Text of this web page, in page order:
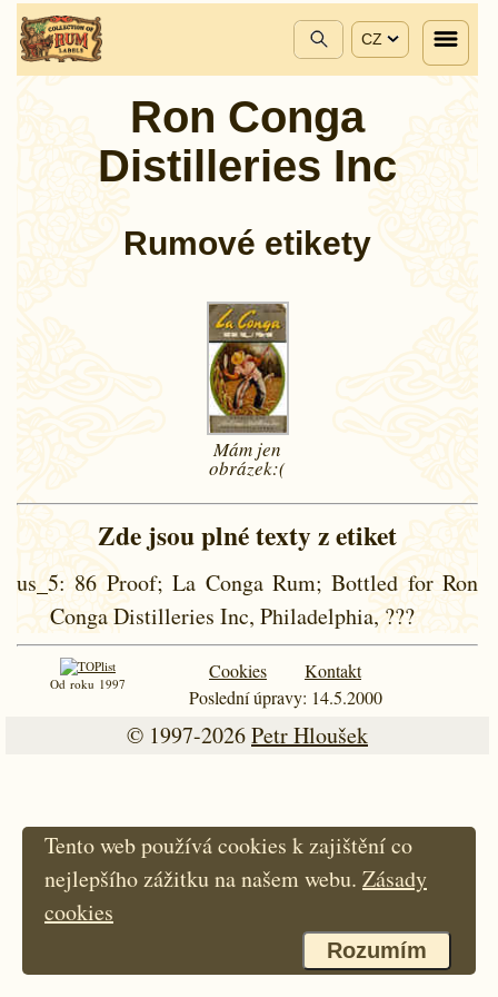
CZ
Ron Conga
Distilleries Inc
Rumové etikety
Mám jen
obrázek:(
Zde jsou plné texty z etiket
us_5: 86 Proof; La Conga Rum; Bottled for Ron
Conga Distilleries Inc, Philadelphia, ???
Od roku 1997
Cookies
Kontakt
Poslední úpravy: 14.5.2000
© 1997-2026Petr Hloušek
Tento web používá cookies k zajištění co
nejlepšího zážitku na našem webu. Zásady
cookies
Rozumím